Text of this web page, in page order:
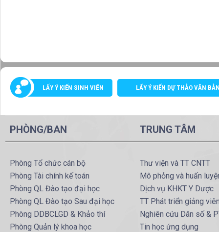
LẤY Ý KIẾN SINH VIÊN LẤY Ý KIẾN DỰ THẢO VĂN
PHÒNG/BAN
Phòng Tổ chức cán bộ
Phòng Tài chính kế toán
Phòng QL Đào tạo đại học
Phòng QL Đào tạo Sau đại học
Phòng DDBCLGD & Khảo thí
Phòng Quản lý khoa học
TRUNG TÂM
Thư viện và TT CNTT
Mô phỏng và huấn
Dịch vụ KHKT Y Dược
TT Phát triển giảng
Nghiên cứu Dân số &
Tin học ứng dụng